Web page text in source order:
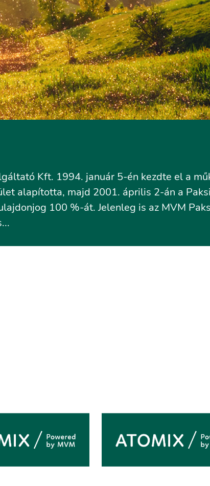
Kft. 1994. január 5-én kezdte el a
alapította, majd 2001. április 2-án a Paksi
100 %-át. Jelenleg is az MVM